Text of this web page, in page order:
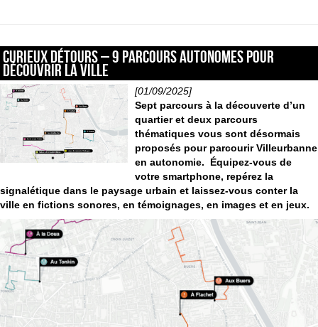
CURIEUX DÉTOURS – 9 parcours autonomes pour
découvrir la ville
[01/09/2025]
Sept parcours à la découverte d’un
quartier et deux parcours
thématiques vous sont désormais
proposés pour parcourir Villeurbanne
en autonomie. Équipez-vous de
votre smartphone, repérez la
signalétique dans le paysage urbain et laissez-vous conter la
ville en fictions sonores, en témoignages, en images et en jeux.